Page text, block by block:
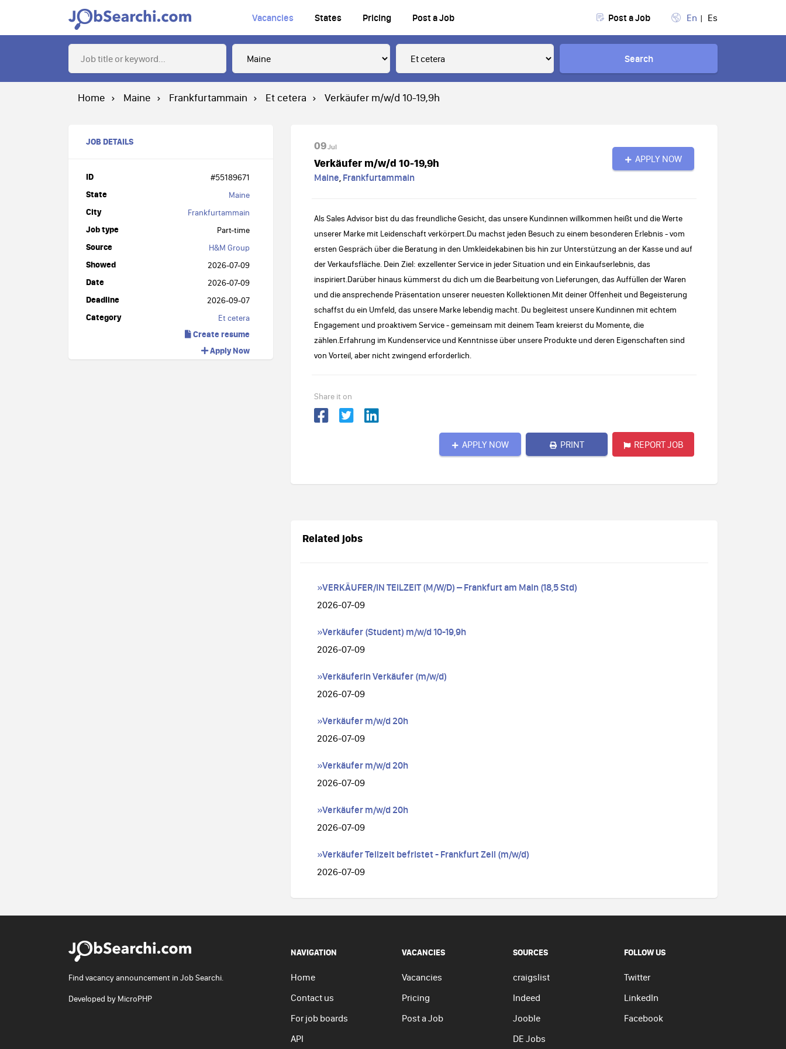
Vacancies States Pricing Post a Job Post a Job En Es
Search
Home Maine Frankfurtammain Et cetera Verkäufer m/w/d 10-19,9h
JOB DETAILS
ID #55189671
State Maine
City Frankfurtammain
Job type Part-time
Source H&M Group
Showed 2026-07-09
Date 2026-07-09
Deadline 2026-09-07
Category Et cetera
Create resume
Apply Now
09Jul
Verkäufer m/w/d 10-19,9h
Maine, Frankfurtammain
APPLY NOW
Als Sales Advisor bist du das freundliche Gesicht, das unsere Kundinnen willkommen heißt und die Werte
unserer Marke mit Leidenschaft verkörpert.Du machst jeden Besuch zu einem besonderen Erlebnis - vom
ersten Gespräch über die Beratung in den Umkleidekabinen bis hin zur Unterstützung an der Kasse und auf
der Verkaufsfläche. Dein Ziel: exzellenter Service in jeder Situation und ein Einkaufserlebnis, das
inspiriert.Darüber hinaus kümmerst du dich um die Bearbeitung von Lieferungen, das Auffüllen der Waren
und die ansprechende Präsentation unserer neuesten Kollektionen.Mit deiner Offenheit und Begeisterung
schaffst du ein Umfeld, das unsere Marke lebendig macht. Du begleitest unsere Kundinnen mit echtem
Engagement und proaktivem Service - gemeinsam mit deinem Team kreierst du Momente, die
zählen.Erfahrung im Kundenservice und Kenntnisse über unsere Produkte und deren Eigenschaften sind
von Vorteil, aber nicht zwingend erforderlich.
Share it on
APPLY NOW PRINT REPORT JOB
Related jobs
»VERKÄUFER/IN TEILZEIT (M/W/D) – Frankfurt am Main (18,5 Std)
2026-07-09
»Verkäufer (Student) m/w/d 10-19,9h
2026-07-09
»Verkäuferin Verkäufer (m/w/d)
2026-07-09
»Verkäufer m/w/d 20h
2026-07-09
»Verkäufer m/w/d 20h
2026-07-09
»Verkäufer m/w/d 20h
2026-07-09
»Verkäufer Teilzeit befristet - Frankfurt Zeil (m/w/d)
2026-07-09
Find vacancy announcement in Job Searchi.
Developed by MicroPHP
NAVIGATION
Home
Contact us
For job boards
API
VACANCIES
Vacancies
Pricing
Post a Job
SOURCES
craigslist
Indeed
Jooble
DE Jobs
FOLLOW US
Twitter
LinkedIn
Facebook